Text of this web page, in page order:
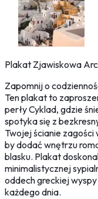
Plakat Zjawiskowa
Zapomnij o
Ten plakat to
perły Cyklad, gdzie
spotyka się z
Twojej ścianie zagości
by dodać wnętrzu
blasku. Plakat
minimalistycznej
oddech greckiej
każdego dnia.